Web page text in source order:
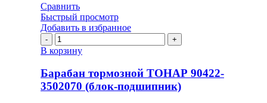
Сравнить
Быстрый просмотр
Добавить в избранное
Количество
товара
Барабан
тормозной
ТОНАР
90422-
В корзину
Барабан тормозной ТОНАР 90422-
3502070 (блок-подшипник)